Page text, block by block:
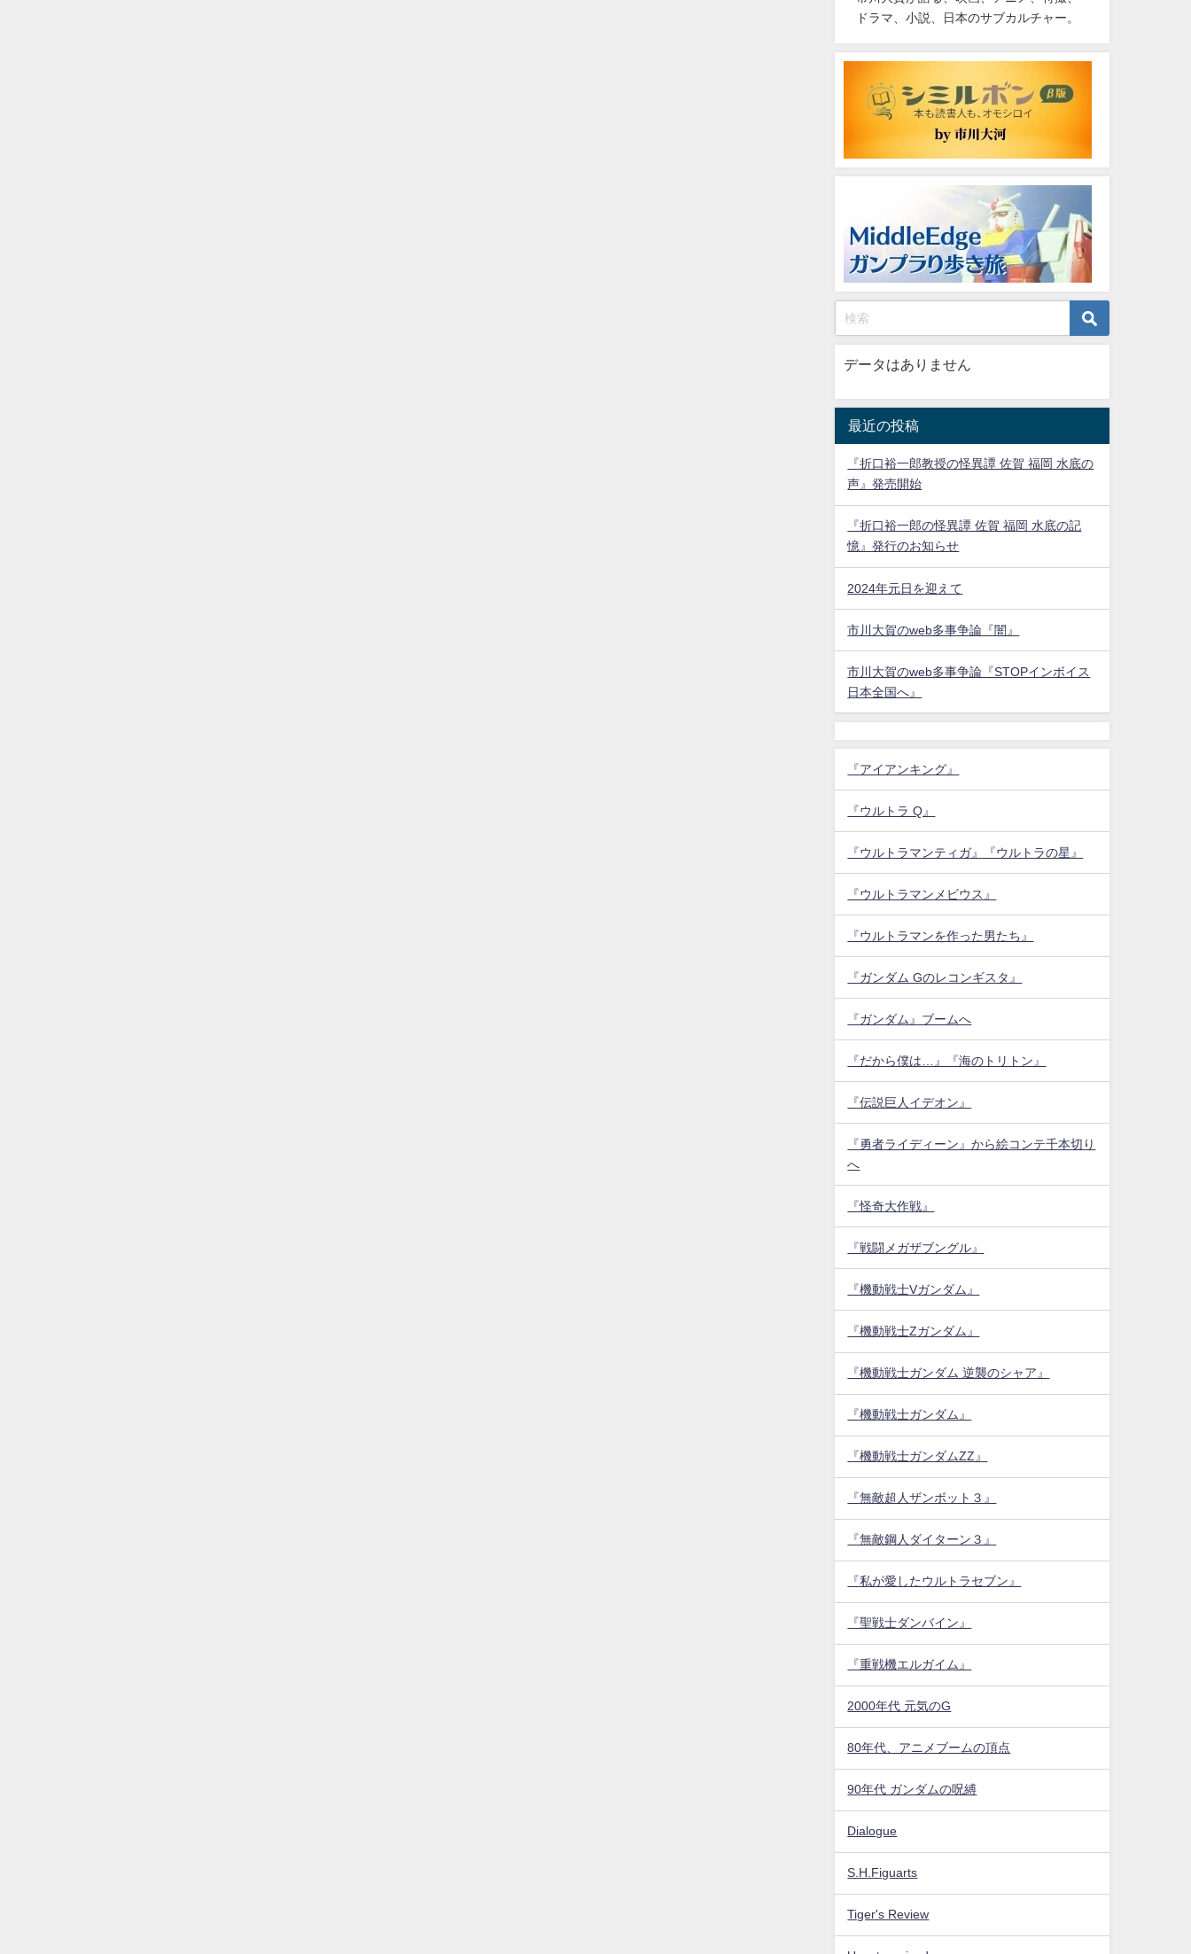
ドラマ、小説、日本のサブカルチャー。
データはありません
最近の投稿
『折口裕一郎教授の怪異譚 佐賀 福岡 水底の
声』発売開始
『折口裕一郎の怪異譚 佐賀 福岡 水底の記
憶』発行のお知らせ
2024年元日を迎えて
市川大賀のweb多事争論『闇』
市川大賀のweb多事争論『STOPインボイス
日本全国へ』
『アイアンキング』
『ウルトラ Q』
『ウルトラマンティガ』『ウルトラの星』
『ウルトラマンメビウス』
『ウルトラマンを作った男たち』
『ガンダム Gのレコンギスタ』
『ガンダム』ブームへ
『だから僕は…』『海のトリトン』
『伝説巨人イデオン』
『勇者ライディーン』から絵コンテ千本切り
へ
『怪奇大作戦』
『戦闘メガザブングル』
『機動戦士Vガンダム』
『機動戦士Zガンダム』
『機動戦士ガンダム 逆襲のシャア』
『機動戦士ガンダム』
『機動戦士ガンダムZZ』
『無敵超人ザンボット３』
『無敵鋼人ダイターン３』
『私が愛したウルトラセブン』
『聖戦士ダンバイン』
『重戦機エルガイム』
2000年代 元気のG
80年代、アニメブームの頂点
90年代 ガンダムの呪縛
Dialogue
S.H.Figuarts
Tiger's Review